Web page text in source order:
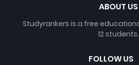
ABOUT US
Studyrankers is a free
12 students.
FOLLOW US